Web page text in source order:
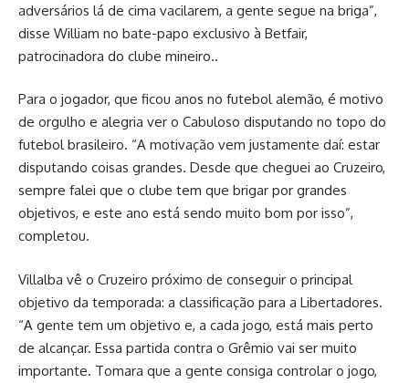
adversários lá de cima vacilarem, a gente segue na briga”,
disse William no bate-papo exclusivo à Betfair,
patrocinadora do clube mineiro..
Para o jogador, que ficou anos no futebol alemão, é motivo
de orgulho e alegria ver o Cabuloso disputando no topo do
futebol brasileiro. “A motivação vem justamente daí: estar
disputando coisas grandes. Desde que cheguei ao Cruzeiro,
sempre falei que o clube tem que brigar por grandes
objetivos, e este ano está sendo muito bom por isso”,
completou.
Villalba vê o Cruzeiro próximo de conseguir o principal
objetivo da temporada: a classificação para a Libertadores.
“A gente tem um objetivo e, a cada jogo, está mais perto
de alcançar. Essa partida contra o Grêmio vai ser muito
importante. Tomara que a gente consiga controlar o jogo,